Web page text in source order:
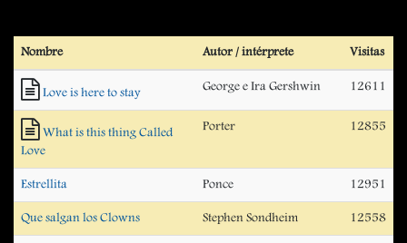
Nombre Autor / intérprete Visitas
Love is here to stay George e Ira Gershwin 12611
What is this thing Called
Love
Porter 12855
Estrellita Ponce 12951
Que salgan los Clowns Stephen Sondheim 12558